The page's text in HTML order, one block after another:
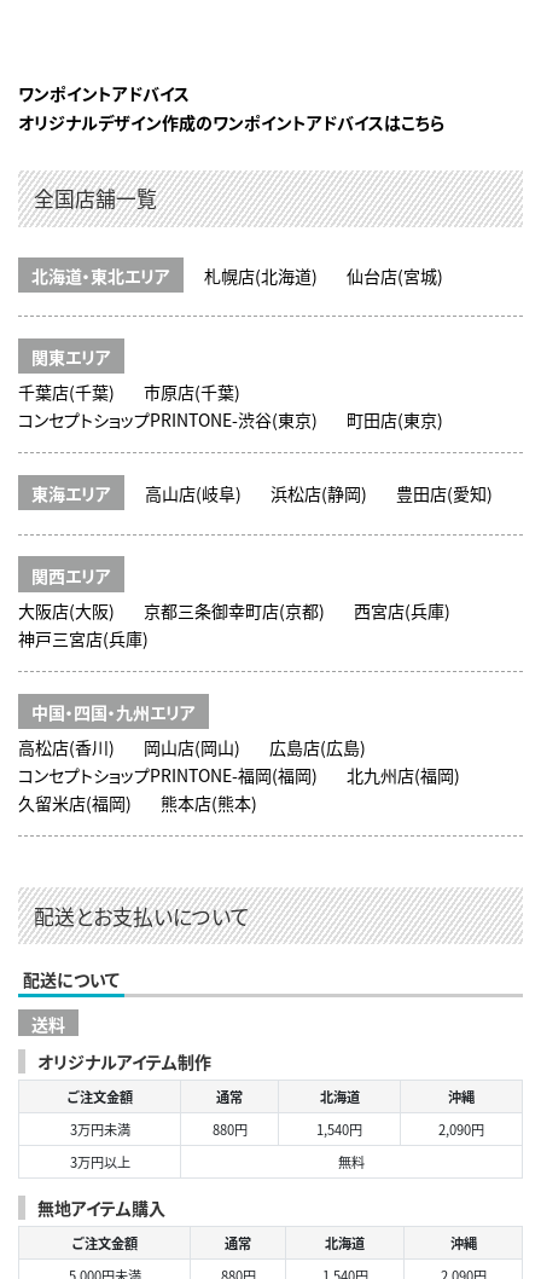
ワンポイントアドバイス
オリジナルデザイン作成のワンポイントアドバイスはこちら
全国店舗一覧
北海道・東北エリア 札幌店(北海道) 仙台店(宮城)
関東エリア
千葉店(千葉)
市原店(千葉)
コンセプトショップPRINTONE-渋谷(東京)
町田店(東京)
東海エリア 高山店(岐阜) 浜松店(静岡) 豊田店(愛知)
関西エリア
大阪店(大阪)
京都三条御幸町店(京都)
西宮店(兵庫)
神戸三宮店(兵庫)
中国・四国・九州エリア
高松店(香川)
岡山店(岡山)
広島店(広島)
コンセプトショップPRINTONE-福岡(福岡)
北九州店(福岡)
久留米店(福岡)
熊本店(熊本)
配送とお支払いについて
配送について
送料
オリジナルアイテム制作
ご注文金額 通常 北海道
沖縄
3万円未満
880円 1,540円
2,090円
3万円以上
無料
無地アイテム購入
ご注文金額 通常 北海道
沖縄